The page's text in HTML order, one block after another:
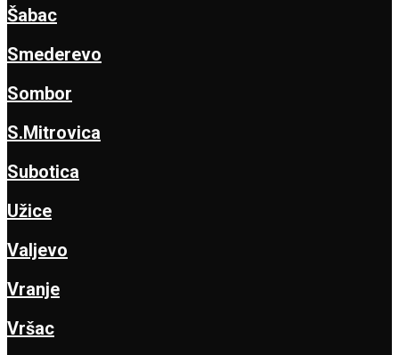
Šabac
Smederevo
Sombor
S.Mitrovica
Subotica
Užice
Valjevo
Vranje
Vršac